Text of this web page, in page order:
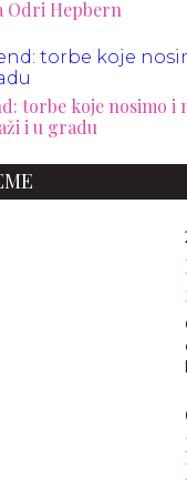
Odri Hepbern
torbe koje nosimo i
i u gradu